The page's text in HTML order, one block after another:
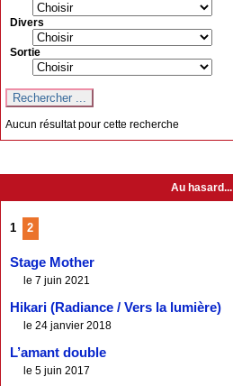
Divers
Sortie
Aucun résultat pour cette recherche
Au hasard...
1 2
Stage Mother
le 7 juin 2021
Hikari (Radiance / Vers la lumière)
le 24 janvier 2018
L’amant double
le 5 juin 2017